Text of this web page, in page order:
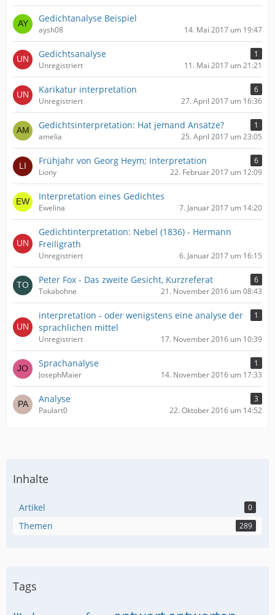
Gedichtanalyse Beispiel
aysh08 14. Mai 2017 um 19:47
Gedichtsanalyse
1
Unregistriert
11. Mai 2017 um 21:21
Karikatur interpretation
6
Unregistriert
27. April 2017 um 16:36
Gedichtsinterpretation: Hat jemand Ansätze?
1
amelia
25. April 2017 um 23:05
Frühjahr von Georg Heym; Interpretation
6
Liony
22. Februar 2017 um 12:09
Interpretation eines Gedichtes
Ewelina 7. Januar 2017 um 14:20
Gedichtinterpretation: Nebel (1836) - Hermann
Freiligrath
Unregistriert 6. Januar 2017 um 16:15
Peter Fox - Das zweite Gesicht, Kurzreferat
6
Tokabohne
21. November 2016 um 08:43
interpretation - oder wenigstens eine analyse der
sprachlichen mittel
1
Unregistriert 17. November 2016 um 10:39
Sprachanalyse
1
JosephMaier
14. November 2016 um 17:33
Analyse
3
Paulart0
22. Oktober 2016 um 14:52
Inhalte
Artikel 0
Themen 289
Tags